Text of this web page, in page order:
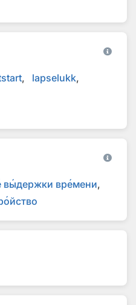
lapselukk
выдержки времени
ойство